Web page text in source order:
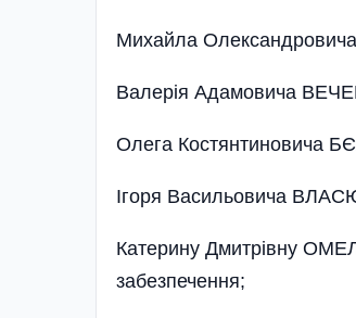
Михайла
Валерія Адамовича
Олега Костянтиновича
Ігоря Васильовича
Катерину Дмитрівну
забезпечення;